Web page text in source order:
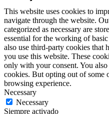
This website uses cookies to
navigate through the website.
categorized as necessary are
essential for the working of
also use third-party cookies that
you use this website. These
only with your consent. You
cookies. But opting out of some
browsing experience.
Necessary
Necessary
Siempre activado